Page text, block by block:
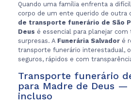
Quando uma família enfrenta a
corpo de um ente querido de outra
de transporte funerário de São
Deus é essencial para planejar
surpresas. A Funerária Salvadoré
transporte funerário interestadual,
seguros, rápidos e com
Transporte funerário
para Madre de Deus —
incluso